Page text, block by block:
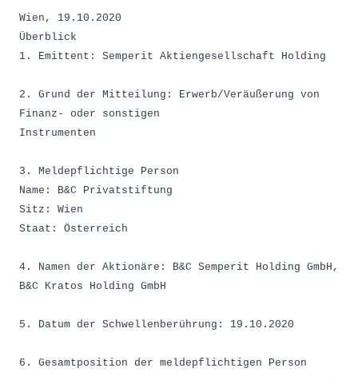
Wien, 19.10.2020
Überblick
1. Emittent: Semperit Aktiengesellschaft Holding
2. Grund der Mitteilung: Erwerb/Veräußerung von
Finanz- oder sonstigen
Instrumenten
3. Meldepflichtige Person
Name: B&C Privatstiftung
Sitz: Wien
Staat: Österreich
4. Namen der Aktionäre: B&C Semperit Holding GmbH,
B&C Kratos Holding GmbH
5. Datum der Schwellenberührung: 19.10.2020
6. Gesamtposition der meldepflichtigen Person